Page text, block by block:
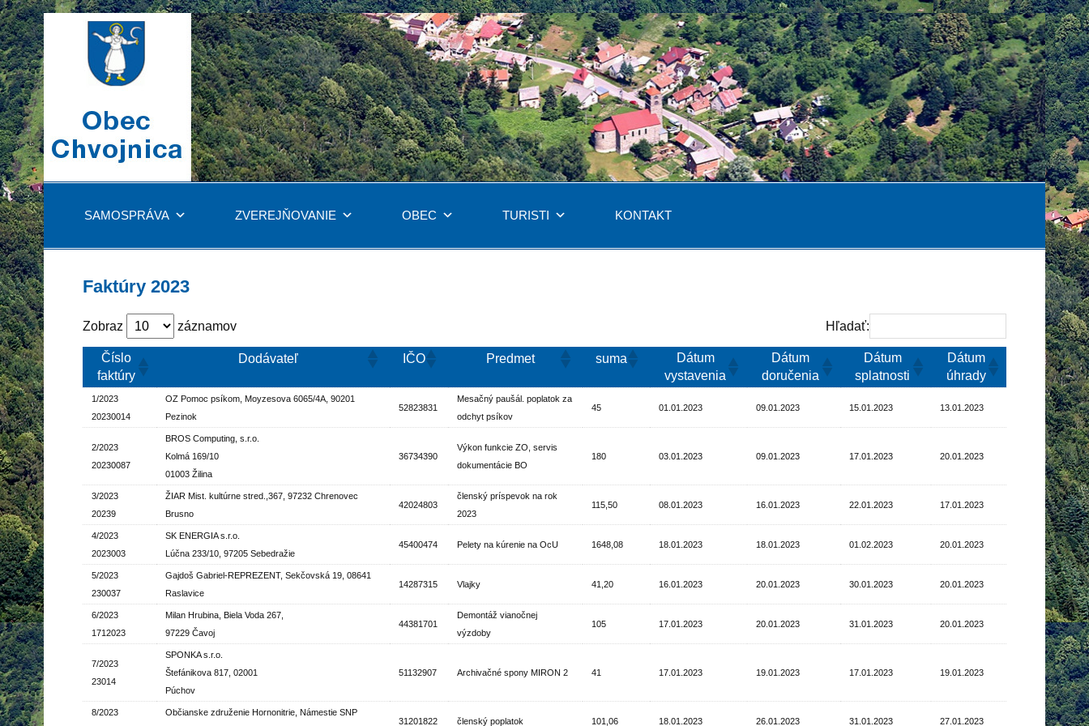
SAMOSPRÁVA ZVEREJŇOVANIE OBEC TURISTI KONTAKT
Faktúry 2023
Zobraz záznamov Hľadať:
Číslo
faktúry
Dodávateľ IČO Predmet suma
Dátum
vystavenia
Dátum
doručenia
Dátum
splatnosti
Dátum
úhrady
1/2023
20230014
OZ Pomoc psíkom, Moyzesova 6065/4A, 90201
Pezinok
52823831
Mesačný paušál. poplatok za
odchyt psíkov
45 01.01.2023 09.01.2023 15.01.2023 13.01.2023
2/2023
20230087
BROS Computing, s.r.o.
Kolmá 169/10
01003 Žilina
36734390
Výkon funkcie ZO, servis
dokumentácie BO
180 03.01.2023 09.01.2023 17.01.2023 20.01.2023
3/2023
20239
ŽIAR Mist. kultúrne stred.,367, 97232 Chrenovec
Brusno
42024803
členský príspevok na rok
2023
115,50 08.01.2023 16.01.2023 22.01.2023 17.01.2023
4/2023
2023003
SK ENERGIA s.r.o.
Lúčna 233/10, 97205 Sebedražie
45400474 Pelety na kúrenie na OcU 1648,08 18.01.2023 18.01.2023 01.02.2023 20.01.2023
5/2023
230037
Gajdoš Gabriel-REPREZENT, Sekčovská 19, 08641
Raslavice
14287315 Vlajky 41,20 16.01.2023 20.01.2023 30.01.2023 20.01.2023
6/2023
1712023
Milan Hrubina, Biela Voda 267,
97229 Čavoj
44381701
Demontáž vianočnej
výzdoby
105 17.01.2023 20.01.2023 31.01.2023 20.01.2023
7/2023
23014
SPONKA s.r.o.
Štefánikova 817, 02001
Púchov
51132907 Archivačné spony MIRON 2 41 17.01.2023 19.01.2023 17.01.2023 19.01.2023
8/2023
Občianske združenie Hornonitrie, Námestie SNP
31201822 členský poplatok 101,06 18.01.2023 26.01.2023 31.01.2023 27.01.2023